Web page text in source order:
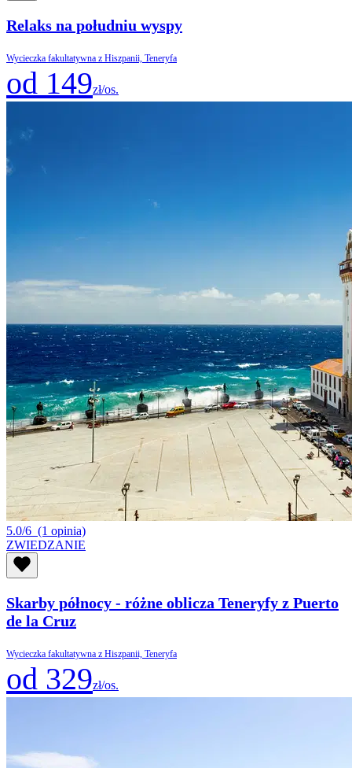
Relaks na południu wyspy
Wycieczka fakultatywna z Hiszpanii, Teneryfa
od 149zł/os.
5.0/6 (1 opinia)
ZWIEDZANIE
Skarby północy - różne oblicza Teneryfy z Puerto
de la Cruz
Wycieczka fakultatywna z Hiszpanii, Teneryfa
od 329zł/os.